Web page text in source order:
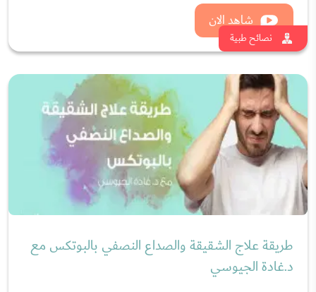
نصائح طبية
سن اليأس أم سن الأمل؟ ما لم تعرفيه عن سن الأمل
مع د.محمد بشناق
شاهد الان